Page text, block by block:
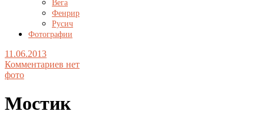
Вега
Фенрир
Русич
Фотографии
11.06.2013
Комментариев нет
фото
Мостик